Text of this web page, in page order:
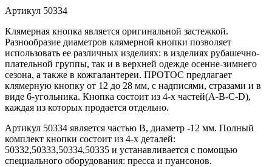
Артикул 50334
Клямерная кнопка является оригинальной застежкой.
Разнообразие диаметров клямерной кнопки позволяет
использовать ее различных изделиях: в изделиях рубашечно-
плательной группы, так и в верхней одежде осенне-зимнего
сезона, а также в кожгалантереи. ПРОТОС предлагает
клямерную кнопку от 12 до 28 мм, с надписями, стразами и в
виде 6-угольника. Кнопка состоит из 4-х частей(А-В-С-D),
каждая из которых продается отдельно.
Артикул 50334 является частью B, диаметр -12 мм. Полный
комплект кнопки состоит из 4-х деталей:
50332,50333,50334,50335 и устанавливается с помощью
специального оборудования: пресса и пуансонов.